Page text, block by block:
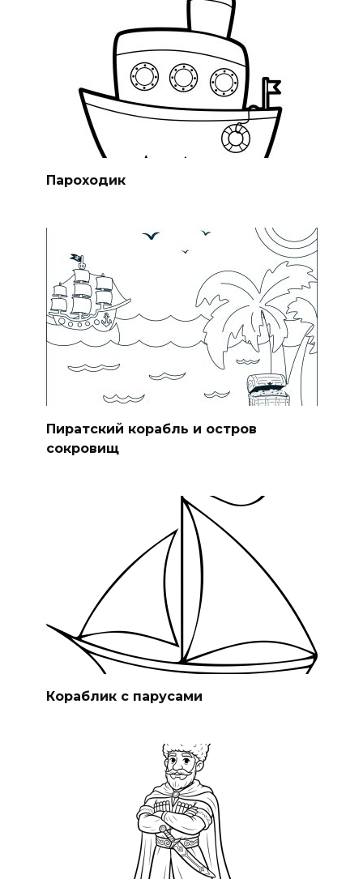
Пароходик
Пиратский корабль и остров
сокровищ
Кораблик с парусами